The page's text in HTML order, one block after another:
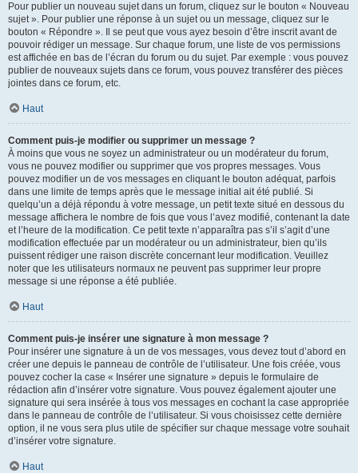
Pour publier un nouveau sujet dans un forum, cliquez sur le bouton « Nouveau
sujet ». Pour publier une réponse à un sujet ou un message, cliquez sur le
bouton « Répondre ». Il se peut que vous ayez besoin d’être inscrit avant de
pouvoir rédiger un message. Sur chaque forum, une liste de vos permissions
est affichée en bas de l’écran du forum ou du sujet. Par exemple : vous pouvez
publier de nouveaux sujets dans ce forum, vous pouvez transférer des pièces
jointes dans ce forum, etc.
Haut
Comment puis-je modifier ou supprimer un message ?
À moins que vous ne soyez un administrateur ou un modérateur du forum,
vous ne pouvez modifier ou supprimer que vos propres messages. Vous
pouvez modifier un de vos messages en cliquant le bouton adéquat, parfois
dans une limite de temps après que le message initial ait été publié. Si
quelqu’un a déjà répondu à votre message, un petit texte situé en dessous du
message affichera le nombre de fois que vous l’avez modifié, contenant la date
et l’heure de la modification. Ce petit texte n’apparaîtra pas s’il s’agit d’une
modification effectuée par un modérateur ou un administrateur, bien qu’ils
puissent rédiger une raison discrète concernant leur modification. Veuillez
noter que les utilisateurs normaux ne peuvent pas supprimer leur propre
message si une réponse a été publiée.
Haut
Comment puis-je insérer une signature à mon message ?
Pour insérer une signature à un de vos messages, vous devez tout d’abord en
créer une depuis le panneau de contrôle de l’utilisateur. Une fois créée, vous
pouvez cocher la case « Insérer une signature » depuis le formulaire de
rédaction afin d’insérer votre signature. Vous pouvez également ajouter une
signature qui sera insérée à tous vos messages en cochant la case appropriée
dans le panneau de contrôle de l’utilisateur. Si vous choisissez cette dernière
option, il ne vous sera plus utile de spécifier sur chaque message votre souhait
d’insérer votre signature.
Haut